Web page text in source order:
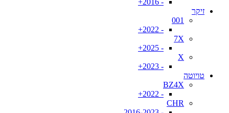
- 2016+
זיקר
001
- 2022+
7X
- 2025+
X
- 2023+
טויוטה
BZ4X
- 2022+
CHR